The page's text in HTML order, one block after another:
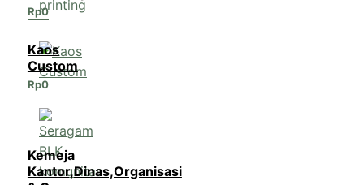
Rp0
Kaos
Custom
Rp0
Kemeja
Kantor,Dinas,Organisasi